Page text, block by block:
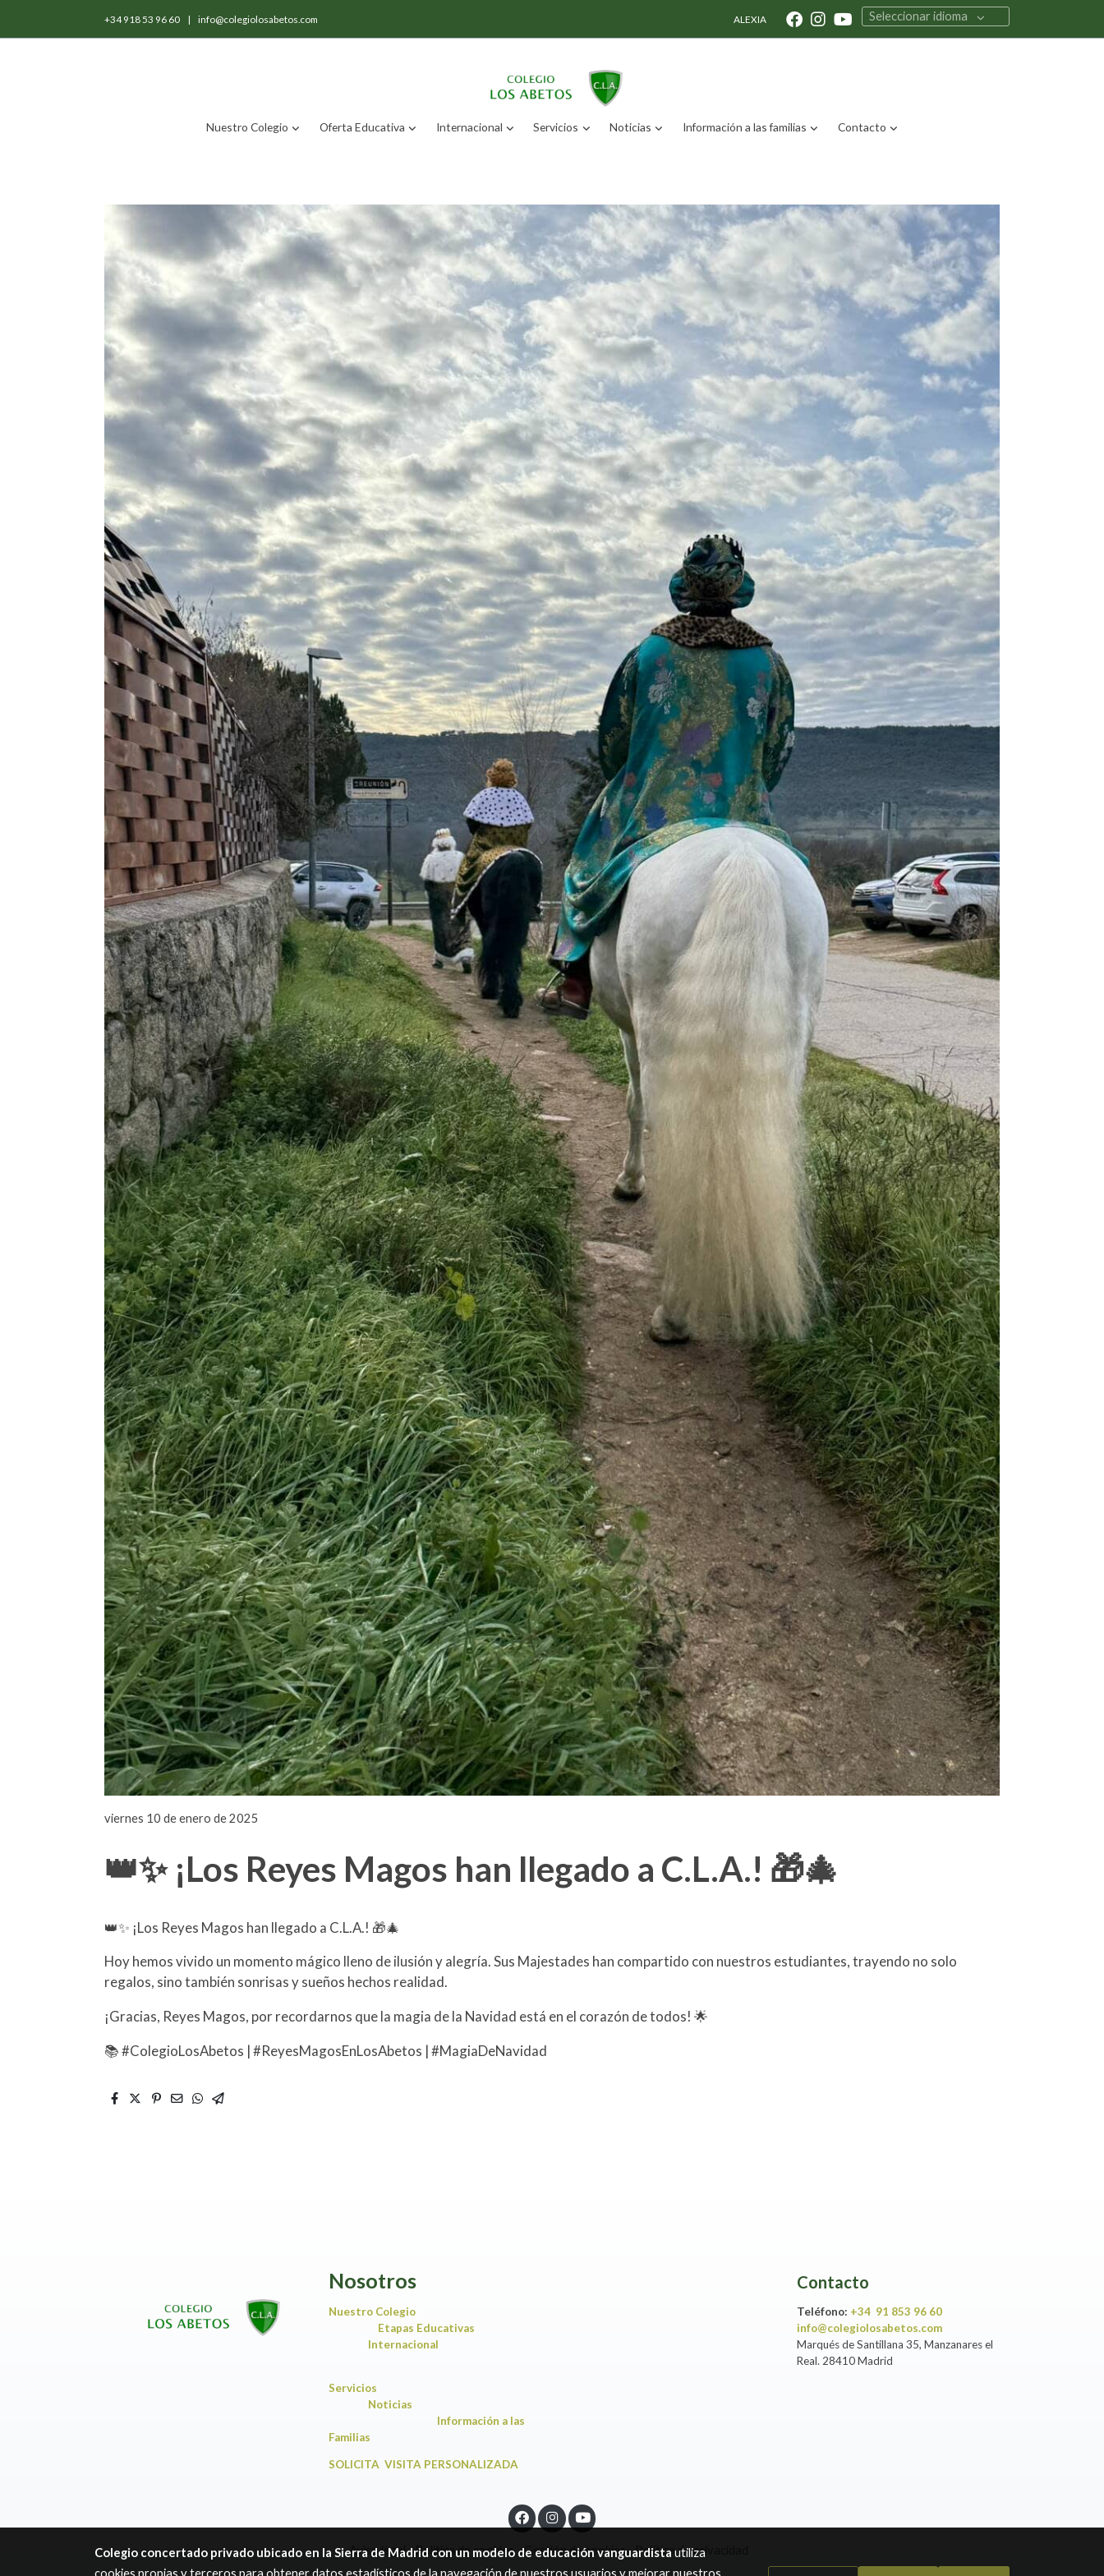
+34 918 53 96 60 | info@colegiolosabetos.com ALEXIA Seleccionar idioma
Nuestro Colegio Oferta Educativa Internacional Servicios Noticias Información a las familias Contacto
viernes 10 de enero de 2025
👑✨ ¡Los Reyes Magos han llegado a C.L.A.! 🎁🎄
👑✨ ¡Los Reyes Magos han llegado a C.L.A.! 🎁🎄
Hoy hemos vivido un momento mágico lleno de ilusión y alegría. Sus Majestades han compartido con nuestros estudiantes, trayendo no solo
regalos, sino también sonrisas y sueños hechos realidad.
¡Gracias, Reyes Magos, por recordarnos que la magia de la Navidad está en el corazón de todos! 🌟
📚 #ColegioLosAbetos | #ReyesMagosEnLosAbetos | #MagiaDeNavidad
Nosotros
Nuestro Colegio
Etapas Educativas
Internacional
Servicios
Noticias
Información a las
Familias
SOLICITA VISITA PERSONALIZADA
Contacto
Teléfono: +34 91 853 96 60
info@colegiolosabetos.com
Marqués de Santillana 35, Manzanares el
Real. 28410 Madrid
Aviso legal Política de cookies Gestión de cookies Política de privacidad
Colegio concertado privado ubicado en la Sierra de Madrid con un modelo de educación vanguardista utiliza